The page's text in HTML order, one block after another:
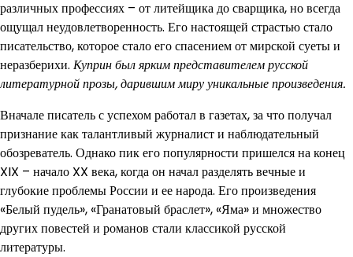
различных профессиях – от литейщика до сварщика, но всегда
ощущал неудовлетворенность. Его настоящей страстью стало
писательство, которое стало его спасением от мирской суеты и
неразберихи. Куприн был ярким представителем русской
литературной прозы, дарившим миру уникальные произведения.
Вначале писатель с успехом работал в газетах, за что получал
признание как талантливый журналист и наблюдательный
обозреватель. Однако пик его популярности пришелся на конец
XIX – начало XX века, когда он начал разделять вечные и
глубокие проблемы России и ее народа. Его произведения
«Белый пудель», «Гранатовый браслет», «Яма» и множество
других повестей и романов стали классикой русской
литературы.